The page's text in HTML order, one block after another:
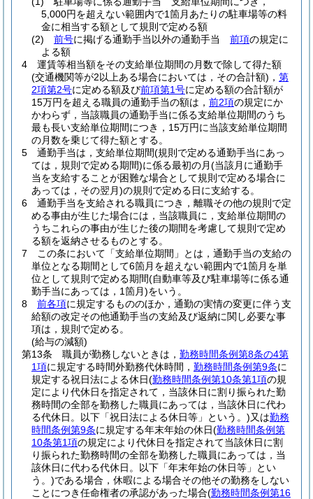
5,000円を超えない範囲内で1箇月あたりの駐車場等の料
金に相当する額として規則で定める額
(2)
前号に掲げる通勤手当以外の通勤手当 前項の規定に
よる額
4
運賃等相当額をその支給単位期間の月数で除して得た額
(交通機関等が2以上ある場合においては，その合計額) ， 第
2項第2号に定める額及び前項第1号に定める額の合計額が
15万円を超える職員の通勤手当の額は， 前2項の規定にか
かわらず，当該職員の通勤手当に係る支給単位期間のうち
最も長い支給単位期間につき，15万円に当該支給単位期間
の月数を乗じて得た額とする。
5
通勤手当は，支給単位期間(規則で定める通勤手当にあっ
ては，規則で定める期間)に係る最初の月(当該月に通勤手
当を支給することが困難な場合として規則で定める場合に
あっては，その翌月)の規則で定める日に支給する。
6
通勤手当を支給される職員につき，離職その他の規則で定
める事由が生じた場合には，当該職員に，支給単位期間の
うちこれらの事由が生じた後の期間を考慮して規則で定め
る額を返納させるものとする。
7
この条において「支給単位期間」とは，通勤手当の支給の
単位となる期間として6箇月を超えない範囲内で1箇月を単
位として規則で定める期間(自動車等及び駐車場等に係る通
勤手当にあっては，1箇月)をいう。
8
前各項に規定するもののほか，通勤の実情の変更に伴う支
給額の改定その他通勤手当の支給及び返納に関し必要な事
項は，規則で定める。
(給与の減額)
第13条
職員が勤務しないときは， 勤務時間条例第8条の4第
1項に規定する時間外勤務代休時間， 勤務時間条例第9条に
規定する祝日法による休日(勤務時間条例第10条第1項の規
定により代休日を指定されて，当該休日に割り振られた勤
務時間の全部を勤務した職員にあっては，当該休日に代わ
る代休日。以下「祝日法による休日等」という。)又は勤務
時間条例第9条に規定する年末年始の休日(勤務時間条例第
10条第1項の規定により代休日を指定されて当該休日に割
り振られた勤務時間の全部を勤務した職員にあっては，当
該休日に代わる代休日。以下「年末年始の休日等」とい
う。)である場合，休暇による場合その他その勤務をしない
ことにつき任命権者の承認があった場合(勤務時間条例第16